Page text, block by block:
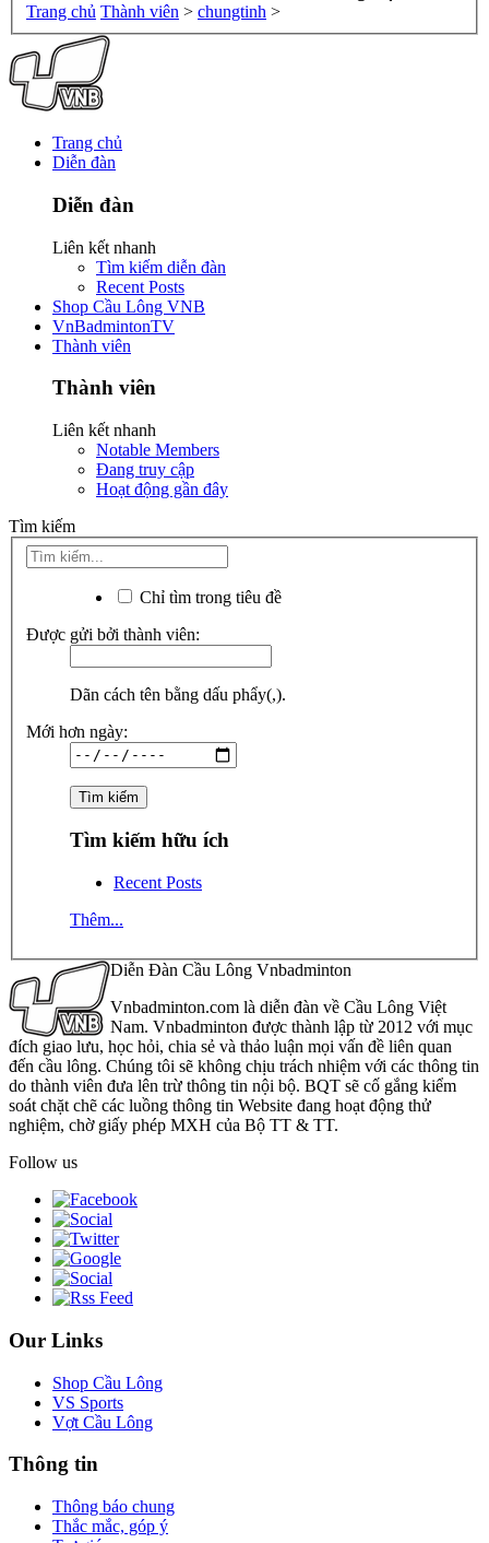
Trang chủ Thành viên > chungtinh >
Trang chủ
Diễn đàn
Diễn đàn
Liên kết nhanh
Tìm kiếm diễn đàn
Recent Posts
Shop Cầu Lông VNB
VnBadmintonTV
Thành viên
Thành viên
Liên kết nhanh
Notable Members
Đang truy cập
Hoạt động gần đây
Tìm kiếm
Chỉ tìm trong tiêu đề
Được gửi bởi thành viên:
Dãn cách tên bằng dấu phẩy(,).
Mới hơn ngày:
Tìm kiếm hữu ích
Recent Posts
Thêm...
Diễn Đàn Cầu Lông Vnbadminton
Vnbadminton.com là diễn đàn về Cầu Lông Việt
Nam. Vnbadminton được thành lập từ 2012 với mục
đích giao lưu, học hỏi, chia sẻ và thảo luận mọi vấn đề liên quan
đến cầu lông. Chúng tôi sẽ không chịu trách nhiệm với các thông tin
do thành viên đưa lên trừ thông tin nội bộ. BQT sẽ cố gắng kiểm
soát chặt chẽ các luồng thông tin Website đang hoạt động thử
nghiệm, chờ giấy phép MXH của Bộ TT & TT.
Follow us
Our Links
Shop Cầu Lông
VS Sports
Vợt Cầu Lông
Thông tin
Thông báo chung
Thắc mắc, góp ý